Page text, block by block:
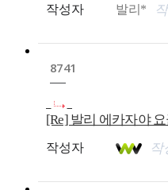
작성자 발리*
8741
[Re] 발리 에카자야
작성자 작